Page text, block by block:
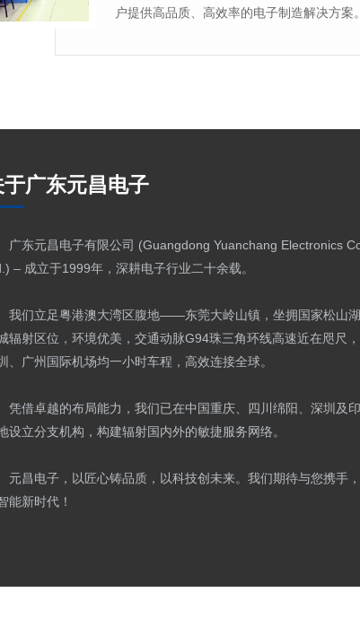
户提供高品质、高效率的电子制造解决方案。
于广东元昌电子
广东元昌电子有限公司 (Guangdong Yuanchang Electronics
– 成立于1999年，深耕电子行业二十余载。
我们立足粤港澳大湾区腹地——东莞大岭山镇，坐拥国家松山
辐射区位，环境优美，交通动脉G94珠三角环线高速近在咫尺
、广州国际机场均一小时车程，高效连接全球。
凭借卓越的布局能力，我们已在中国重庆、四川绵阳、深圳及
设立分支机构，构建辐射国内外的敏捷服务网络。
元昌电子，以匠心铸品质，以科技创未来。我们期待与您携手
能新时代！